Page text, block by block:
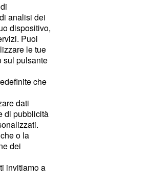
analisi dei
dispositivo,
Puoi
le tue
sul pulsante
che
dati
di pubblicità
o la
dei
invitiamo a